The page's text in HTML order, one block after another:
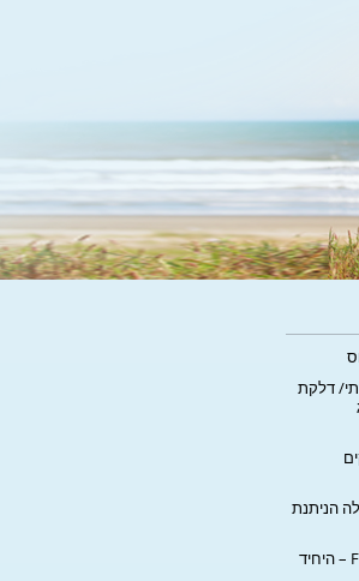
דלקת
הניתנת
ספר קדחת ים תיכונית FMF – היחיד